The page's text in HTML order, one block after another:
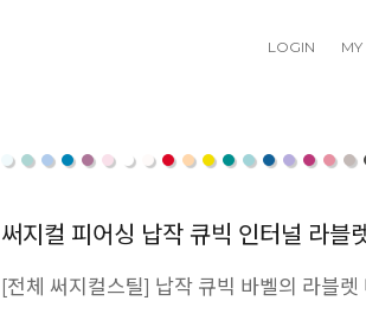
LOGIN
써지컬 피어싱 납작 큐빅 인터널 라
[전체 써지컬스틸] 납작 큐빅 바벨의 라블렛